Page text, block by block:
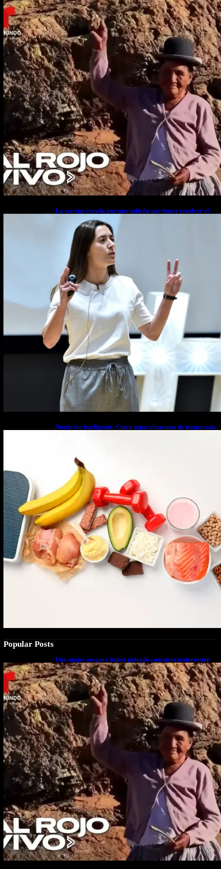
cuerpo a cuerpo
La startup creada por una salteña que busca resolver el
estrés financiero en Latinoamérica
Nutrición inteligente: Cinco superalimentos de temporada
Popular Posts
Una mujer asegura haber peleado con un extraterrestre
cuerpo a cuerpo